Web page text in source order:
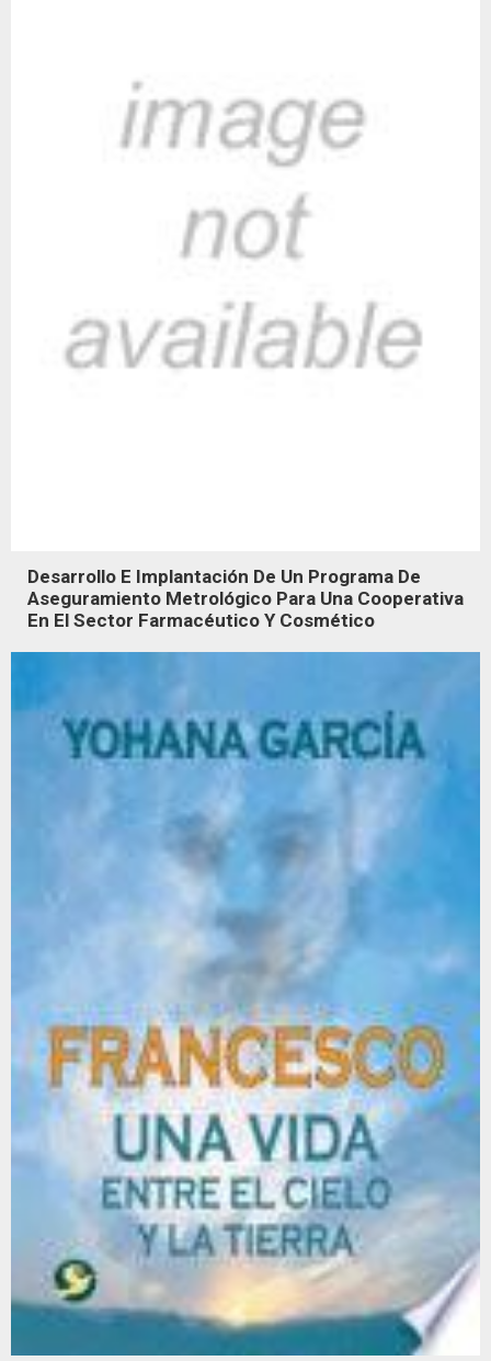
Desarrollo E Implantación De Un Programa De
Aseguramiento Metrológico Para Una Cooperativa
En El Sector Farmacéutico Y Cosmético